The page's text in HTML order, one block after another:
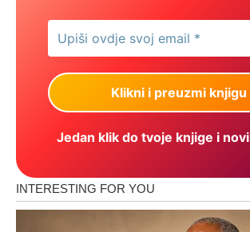
Jedan klik do tvoje knjige i